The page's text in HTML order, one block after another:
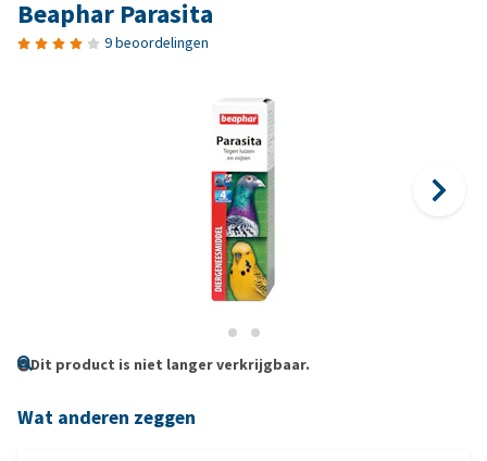
Beaphar Parasita
9 beoordelingen
Dit product is niet langer verkrijgbaar.
Wat anderen zeggen